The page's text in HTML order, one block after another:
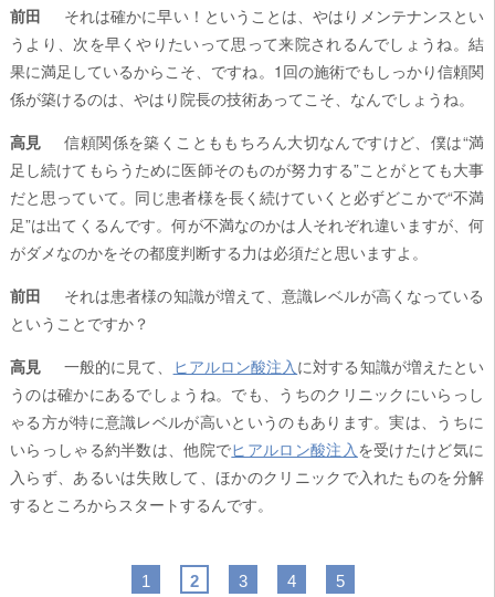
前田
それは確かに早い！ということは、やはりメンテナンスとい
うより、次を早くやりたいって思って来院されるんでしょうね。結
果に満足しているからこそ、ですね。1回の施術でもしっかり信頼関
係が築けるのは、やはり院長の技術あってこそ、なんでしょうね。
高見
信頼関係を築くことももちろん大切なんですけど、僕は“満
足し続けてもらうために医師そのものが努力する”ことがとても大事
だと思っていて。同じ患者様を長く続けていくと必ずどこかで“不満
足”は出てくるんです。何が不満なのかは人それぞれ違いますが、何
がダメなのかをその都度判断する力は必須だと思いますよ。
前田
それは患者様の知識が増えて、意識レベルが高くなっている
ということですか？
高見
一般的に見て、 ヒアルロン酸注入に対する知識が増えたとい
うのは確かにあるでしょうね。でも、うちのクリニックにいらっし
ゃる方が特に意識レベルが高いというのもあります。実は、うちに
いらっしゃる約半数は、他院でヒアルロン酸注入を受けたけど気に
入らず、あるいは失敗して、ほかのクリニックで入れたものを分解
するところからスタートするんです。
1 2 3 4 5